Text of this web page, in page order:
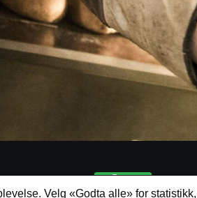
Velg «Godta alle» for